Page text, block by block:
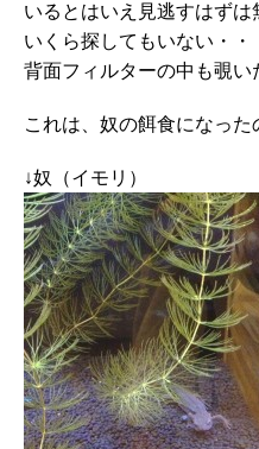
いるとはいえ見逃すはずは
いくら探してもいない・・
背面フィルターの中も覗い
これは、奴の餌食になった
↓奴（イモリ）